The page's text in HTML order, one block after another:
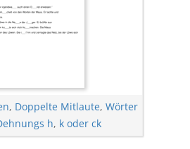
, Doppelte Mitlaute, Wörter
h, k oder ck